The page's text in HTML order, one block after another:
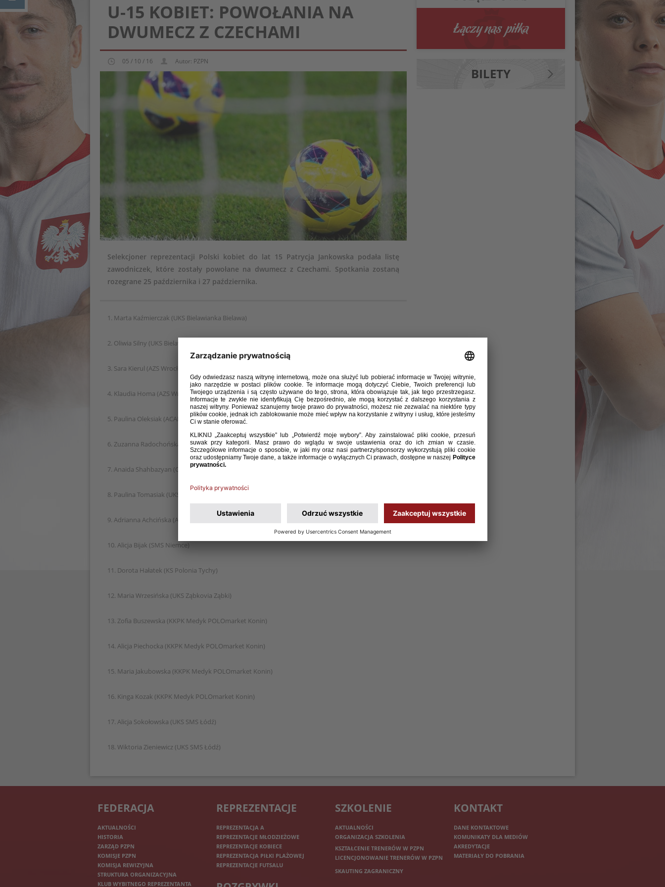
U-15 KOBIET: POWOŁANIA NA
DWUMECZ Z CZECHAMI
05 / 10 / 16 Autor: PZPN
Selekcjoner reprezentacji Polski kobiet do lat 15 Patrycja Jankowska podała listę
zawodniczek, które zostały powołane na dwumecz z Czechami. Spotkania zostaną
rozegrane 25 października i 27 października.
1. Marta Kaźmierczak (UKS Bielawianka Bielawa)
2. Oliwia Silny (UKS Bielawianka Bielawa)
3. Sara Kierul (AZS Wrocław)
4. Klaudia Homa (AZS Wrocław)
5. Paulina Oleksiak (ACADEMY Real Football Team)
6. Zuzanna Radochońska (KS Sztorm Gdańsk)
7. Anaida Shahbazyan (OKS Stomil Olsztyn)
8. Paulina Tomasiak (UKS Staszkówka Jelna)
9. Adrianna Achcińska (AP Miedź Legnica)
10. Alicja Bijak (SMS Niemce)
11. Dorota Hałatek (KS Polonia Tychy)
12. Maria Wrzesińska (UKS Ząbkovia Ząbki)
13. Zofia Buszewska (KKPK Medyk POLOmarket Konin)
14. Alicja Piechocka (KKPK Medyk POLOmarket Konin)
15. Maria Jakubowska (KKPK Medyk POLOmarket Konin)
16. Kinga Kozak (KKPK Medyk POLOmarket Konin)
17. Alicja Sokołowska (UKS SMS Łódź)
18. Wiktoria Zieniewicz (UKS SMS Łódź)
BILETY
FEDERACJA
AKTUALNOŚCI
HISTORIA
ZARZĄD PZPN
KOMISJE PZPN
KOMISJA REWIZYJNA
STRUKTURA ORGANIZACYJNA
KLUB WYBITNEGO REPREZENTANTA
REPREZENTACJE
REPREZENTACJA A
REPREZENTACJE MŁODZIEŻOWE
REPREZENTACJE KOBIECE
REPREZENTACJA PIŁKI PLAŻOWEJ
REPREZENTACJE FUTSALU
SZKOLENIE
AKTUALNOŚCI
ORGANIZACJA SZKOLENIA
KSZTAŁCENIE TRENERÓW W PZPN
LICENCJONOWANIE TRENERÓW W PZPN
SKAUTING ZAGRANICZNY
KONTAKT
DANE KONTAKTOWE
KOMUNIKATY DLA MEDIÓW
AKREDYTACJE
MATERIAŁY DO POBRANIA